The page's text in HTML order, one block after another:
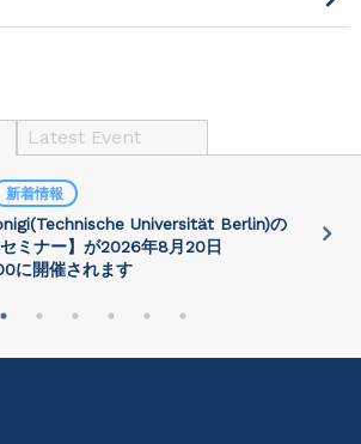
Latest Event
新着情報
Universität Berlin)の
セミナー】が2026年8⽉20⽇
に開催されます